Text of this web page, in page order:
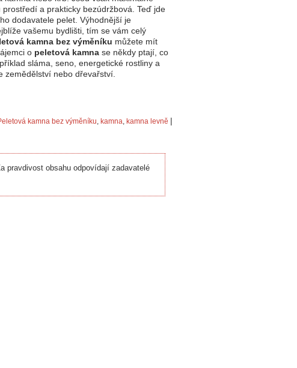
a prakticky bezúdržbová. Teď jde
dodavatele pelet. Výhodnější je
vašemu bydlišti, tím se vám celý
kamna bez výměníku můžete mít
o peletová kamna se někdy ptají, co
sláma, seno, energetické rostliny a
zemědělství nebo dřevařství.
kamna bez výměníku, kamna, kamna levně |
pravdivost obsahu odpovídají zadavatelé